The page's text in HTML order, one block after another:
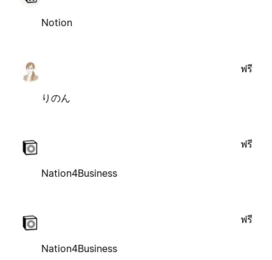
Notion
りのん
ฟรี
Nation4Business
ฟรี
Nation4Business
ฟรี